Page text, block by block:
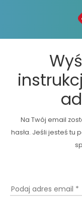
Na Twój email
hasła. Jeśli jesteś tu